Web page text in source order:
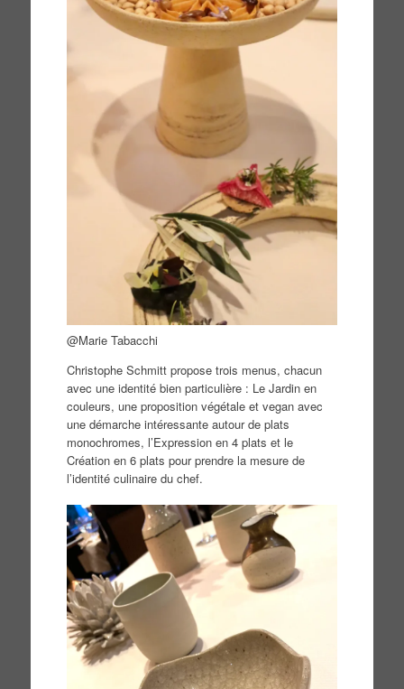
@Marie Tabacchi
Christophe Schmitt propose trois menus, chacun
avec une identité bien particulière : Le Jardin en
couleurs, une proposition végétale et vegan avec
une démarche intéressante autour de plats
monochromes, l’Expression en 4 plats et le
Création en 6 plats pour prendre la mesure de
l’identité culinaire du chef.